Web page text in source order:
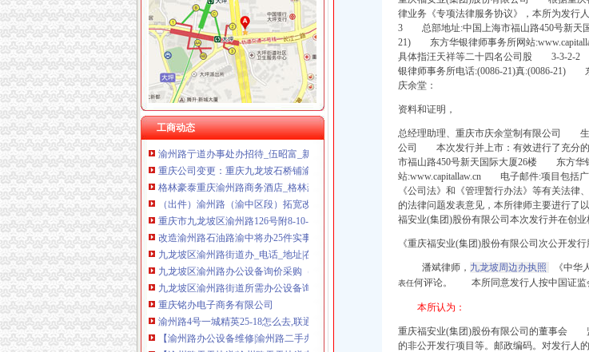
工商动态
大黄路转盘改造节点工程施工招标公告_中国招标网_重庆市招标
九龙坡区渝州路街道所需办公家具询价采购（CQJLP-ZFCG-XJ-2012-
重庆办公用品批发有限公司_重庆市_九龙坡区_企业在线
艺术生大学毕业超半数转行男模开环卫车（图）-教育频道-华龙网
印_渝州路街道举办单身联谊活动_全搜九龙坡网
重庆市工商行政管理局九龙坡区分局
【九龙坡区渝州路街道办】九龙坡区渝州路街道办电话,九龙坡区渝州
渝州路亍道办事处办招待_伍昭富_新浪博客
重庆公司变更：重庆九龙坡石桥铺渝州路公司注册/报税会计-重庆爱问
格林豪泰重庆渝州路商务酒店_格林豪泰重庆渝州路商务酒店预订_价格
（出件）渝州路（渝中区段）拓宽改造工程办事结果-重庆市城乡建设
重庆市九龙坡区渝州路126号附8-10-1号办公用房_重庆市巴南区人民法
改造渝州路石油路渝中将办25件实事
九龙坡区渝州路街道办_电话_地址|在哪里_上班时间-重庆本地宝
九龙坡区渝州路办公设备询价采购（CQJLP-ZFCG-XJ-12-12-25）采购
九龙坡区渝州路街道所需办公设备询价采购_中国招标网_重庆市招标
重庆铭办电子商务有限公司
渝州路4号一城精英25-18怎么去,联通业务办理的地址,地图-重庆-大
【渝州路办公设备维修|渝州路二手办公设备】-今题渝州路办公设备网
【渝州路天天快递|渝州路天天快递电话】-今题渝州路天天快递网
【重庆渝州路二手转让公司_执照转让_交易市场】-重庆赶集网
律业务《专项法律服务协议》，本所为
3 总部地址:中国上海市福山路450号新天
21) 东方华银律师事务所网站
具体指汪天祥等二十四名公司股 3-3-2-
银律师事务所电话:(0086-21)真:(0086-
庆余堂：
资料和证明，
总经理助理、重庆市庆余堂制有限公司
公司 本次发行并上市：有效进行了充分
市福山路450号新天国际大厦26楼 东方华
站:www.capitallaw.cn 电子邮件:项目包括
《公司法》和《管理暂行办法》等有
的法律问题发表意见， 本所律师主要进行了
福安业(集团)股份有限公司本次发行并在创
《重庆福安业(集团)股份有限公司次公开
潘斌律师， 九龙坡周边办执照 《中华
表任何评论。 本所同意发行人按中国证监
本所认为：
重庆福安业(集团)股份有限公司的董事会
的非公开发行项目等。邮政编码。对发行人